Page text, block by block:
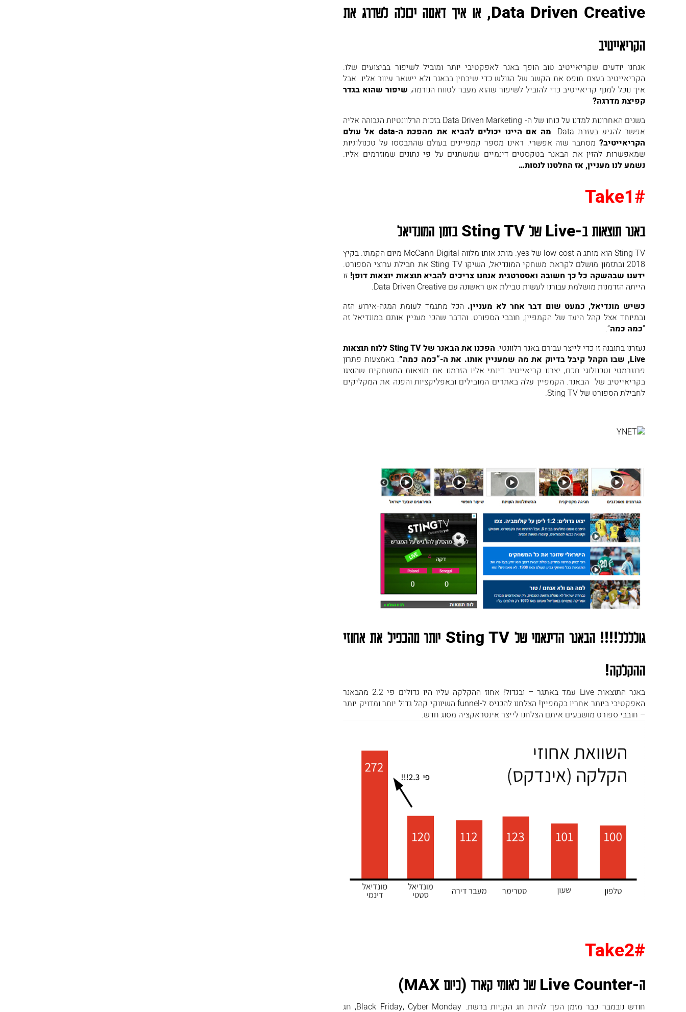
Data Driven Creative, או איך דאטה יכולה לשדרג את
הקריאייטיב
אנחנו יודעים שקריאייטיב טוב הופך באנר לאפקטיבי יותר ומוביל לשיפור בביצועים שלו.
הקריאייטיב בעצם תופס את הקשב של הגולש כדי שיבחין בבאנר ולא יישאר עיוור אליו. אבל
איך נוכל למנף קריאייטיב כדי להוביל לשיפור שהוא מעבר לטווח הנורמה, שיפור שהוא בגדר
קפיצת מדרגה?
בשנים האחרונות למדנו על כוחו של ה- Data Driven Marketing בזכות הרלוונטיות הגבוהה אליה
אפשר להגיע בעזרת Data.
מה אם היינו יכולים להביא את מהפכת ה-data אל עולם
הקריאייטיב? מסתבר שזה אפשרי. ראינו מספר קמפיינים בעולם שהתבססו על טכנולוגיות
שמאפשרות להזין את הבאנר בטקסטים דינמיים שמשתנים על פי נתונים שמוזרמים אליו.
נשמע לנו מעניין, אז החלטנו לנסות…
#Take1
באנר תוצאות ב-LiveשלSting TVבזמן המונדיאל
Sting TV הוא מותג ה-low cost של yes. מותג אותו מלווה McCann Digital מיום הקמתו. בקיץ
2018 ובתזמון מושלם לקראת משחקי המונדיאל, השיקו Sting TV את חבילת ערוצי הספורט.
ידענו שבהשקה כל כך חשובה ואסטרטגית אנחנו צריכים להביא תוצאות יוצאות דופן! זו
הייתה הזדמנות מושלמת עבורנו לעשות טבילת אש ראשונה עם Data Driven Creative.
כשיש מונדיאל, כמעט שום דבר אחר לא מעניין. הכל מתגמד לעומת המגה-אירוע הזה
ובמיוחד אצל קהל היעד של הקמפיין, חובבי הספורט. והדבר שהכי מעניין אותם במונדיאל זה
“כמה כמה“.
נעזרנו בתובנה זו כדי לייצר עבורם באנר רלוונטי.
הפכנו את הבאנר של Sting TV ללוח תוצאות
Live, שבו הקהל קיבל בדיוק את מה שמעניין אותו. את ה-“כמה כמה”
. באמצעות פתרון
פרוגרמטי וטכנולוגי חכם, יצרנו קריאייטיב דינמי אליו הזרמנו את תוצאות המשחקים שהוצגו
בקריאייטיב של הבאנר. הקמפיין עלה באתרים המובילים ובאפליקציות והפנה את המקליקים
לחבילת הספורט של Sting TV.
גולללל!!!! הבאנר הדינאמי של Sting TV יותר מהכפיל את אחוזי
ההקלקה!
באנר התוצאות Live עמד באתגר – ובגדול! אחוז ההקלקה עליו היו גדולים פי 2.2 מהבאנר
האפקטיבי ביותר אחריו בקמפיין! הצלחנו להכניס ל-funnel השיווקי קהל גדול יותר ומדויק יותר
– חובבי ספורט מושבעים איתם הצלחנו לייצר אינטראקציה מסוג חדש.
#Take2
ה-Live Counterשל לאומי קארד (כיוםMAX
)
חודש נובמבר כבר מזמן הפך להיות חג הקניות ברשת. Black Friday, Cyber Monday, חג